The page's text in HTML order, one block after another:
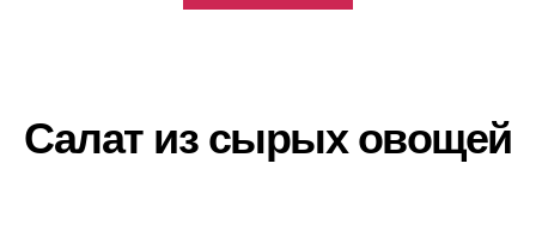
Салат из сырых овощей